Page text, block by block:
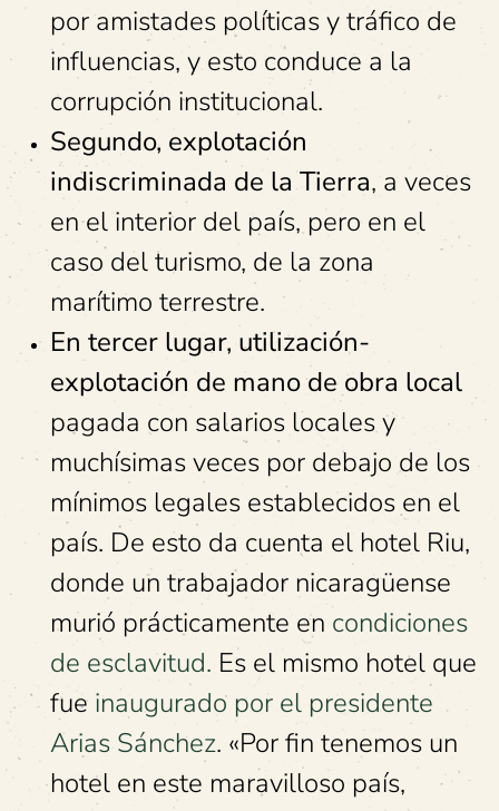
por amistades políticas y tráfico de
influencias, y esto conduce a la
corrupción institucional.
Segundo, explotación
indiscriminada de la Tierra, a veces
en el interior del país, pero en el
caso del turismo, de la zona
marítimo terrestre.
En tercer lugar, utilización-
explotación de mano de obra local
pagada con salarios locales y
muchísimas veces por debajo de los
mínimos legales establecidos en el
país. De esto da cuenta el hotel Riu,
donde un trabajador nicaragüense
murió prácticamente en condiciones
de esclavitud. Es el mismo hotel que
fue inaugurado por el presidente
Arias Sánchez. «Por fin tenemos un
hotel en este maravilloso país,